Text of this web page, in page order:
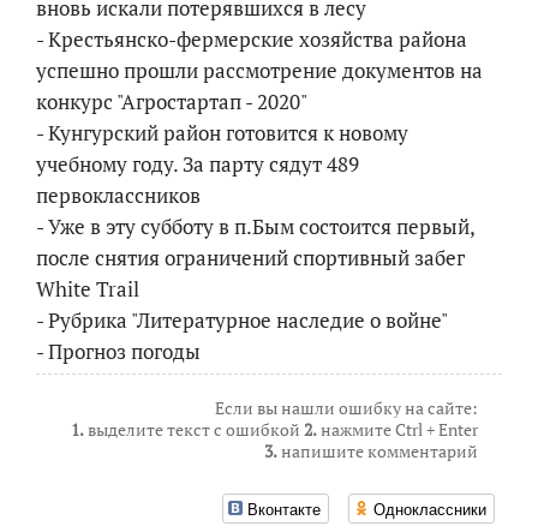
вновь искали потерявшихся в лесу
- Крестьянско-фермерские хозяйства района
успешно прошли рассмотрение документов на
конкурс "Агростартап - 2020"
- Кунгурский район готовится к новому
учебному году. За парту сядут 489
первоклассников
- Уже в эту субботу в п.Бым состоится первый,
после снятия ограничений спортивный забег
White Trail
- Рубрика "Литературное наследие о войне"
- Прогноз погоды
Если вы нашли ошибку на сайте:
1.выделите текст с ошибкой 2.нажмите Ctrl + Enter
3.напишите комментарий
Вконтакте Одноклассники